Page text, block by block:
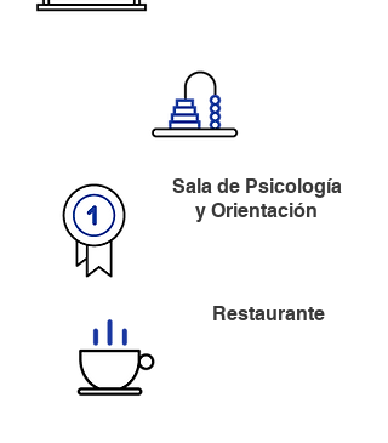
Sala de Psicología
y Orientación
Restaurante